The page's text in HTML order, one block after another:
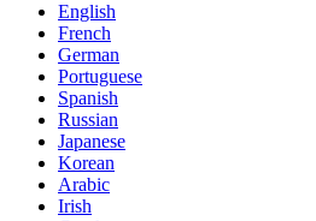
English
French
German
Portuguese
Spanish
Russian
Japanese
Korean
Arabic
Irish